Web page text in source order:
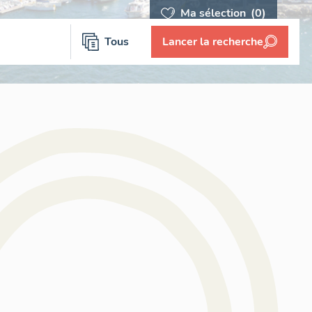
Ma sélection (0)
Tous
Lancer la recherche